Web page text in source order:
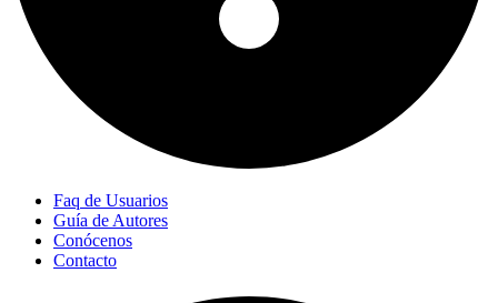
Faq de Usuarios
Guía de Autores
Conócenos
Contacto